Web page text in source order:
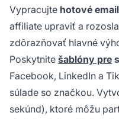
Vypracujte hotové
affiliate upraviť a
zdôrazňovať hlavné
Poskytnite šablóny pre
Facebook, LinkedIn a
súlade so značkou.
sekúnd), ktoré môžu